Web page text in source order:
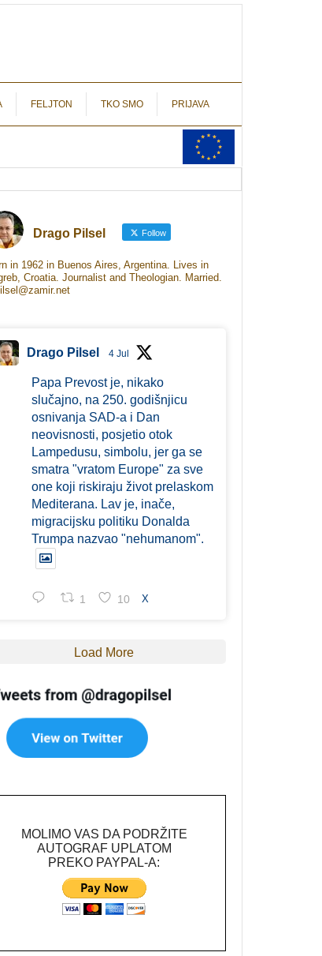
FELJTON TKO SMO PRIJAVA
Drago Pilsel Follow
in 1962 in Buenos Aires, Argentina. Lives in
Croatia. Journalist and Theologian. Married.
Drago Pilsel 4 Jul
Papa Prevost je, nikako
slučajno, na 250. godišnjicu
osnivanja SAD-a i Dan
neovisnosti, posjetio otok
Lampedusu, simbolu, jer ga se
smatra "vratom Europe" za sve
one koji riskiraju život prelaskom
Mediterana. Lav je, inače,
migracijsku politiku Donalda
Trumpa nazvao "nehumanom".
1 10 X
Load More
MOLIMO VAS DA PODRŽITE
AUTOGRAF UPLATOM
PREKO PAYPAL-A: